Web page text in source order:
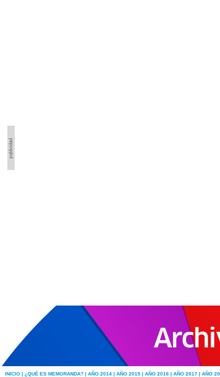
INICIO | ¿QUÉ ES MEMORANDA? | AÑO 2014 | AÑO 2015 | AÑO 2016 | AÑO 2017 | AÑO